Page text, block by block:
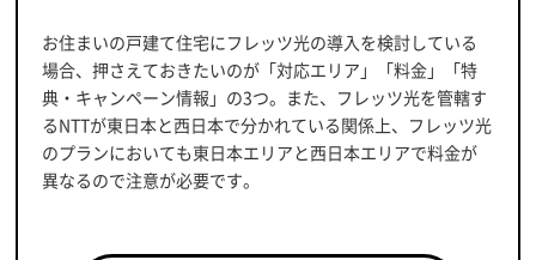
お住まいの戸建て住宅にフレッツ光の導入を検討している
場合、押さえておきたいのが「対応エリア」「料金」「特
典・キャンペーン情報」の3つ。また、フレッツ光を管轄す
るNTTが東日本と西日本で分かれている関係上、フレッツ光
のプランにおいても東日本エリアと西日本エリアで料金が
異なるので注意が必要です。